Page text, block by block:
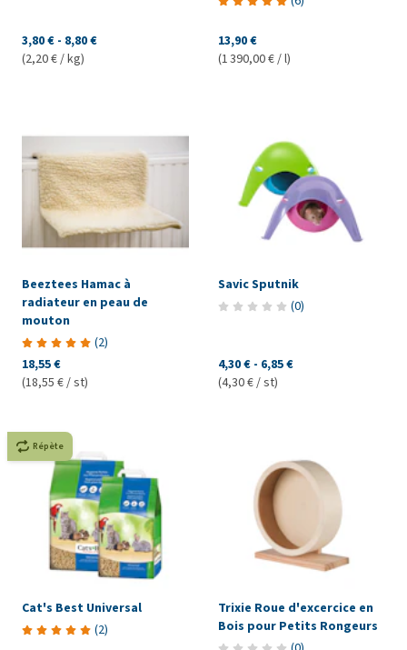
3,80 € - 8,80 €
(2,20 € / kg)
13,90 €
(1 390,00 € / l)
Beeztees Hamac à
radiateur en peau de
mouton
(2)
18,55 €
(18,55 € / st)
Savic Sputnik
(0)
4,30 € - 6,85 €
(4,30 € / st)
Répète
Cat's Best Universal
(2)
Trixie Roue d'excercice en
Bois pour Petits Rongeurs